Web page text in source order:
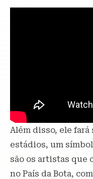
Além disso, ele
estádios, um
são os artistas que
no País da Bota,